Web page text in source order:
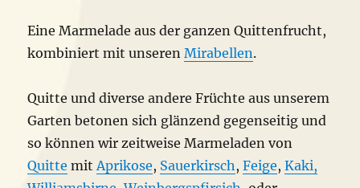
Eine Marmelade aus der ganzen Quittenfrucht,
kombiniert mit unserenMirabellen.
Quitte und diverse andere Früchte aus unserem
Garten betonen sich glänzend gegenseitig und
so können wir zeitweise Marmeladen von
Quitte mitAprikose, Sauerkirsch,Feige,Kaki,